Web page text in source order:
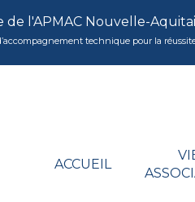
de l'APMAC Nouvelle-
technique pour la
ACCUEIL